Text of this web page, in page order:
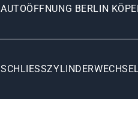
AUTOÖFFNUNG BERLIN